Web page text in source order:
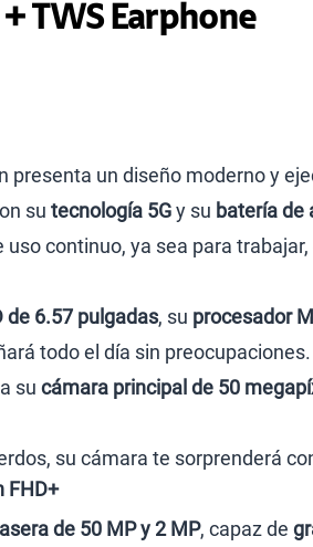
TWS Earphone
presenta un diseño moderno y
su tecnología 5Gy su batería de
continuo, ya sea para
de 6.57 pulgadas, su procesador
todo el día sin preocupaciones.
su cámara principal de 50
su cámara te sorprenderá
FHD+
de 50 MP y 2 MP, capaz de